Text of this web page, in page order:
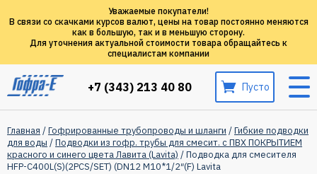
Уважаемые покупатели!
В связи со скачками курсов валют, цены на товар постоянно меняются
как в большую, так и в меньшую сторону.
Для уточнения актуальной стоимости товара обращайтесь к
специалистам компании
+7 (343) 213 40 80 Пусто
Главная /Гофрированные трубопроводы и шланги /Гибкие подводки
для воды /Подводки из гофр. трубы для смесит. с ПВХ ПОКРЫТИЕМ
красного и синего цвета Лавита (Lavita) / Подводка для смесителя
HFP-C400L(S)(2PCS/SET) (DN12 M10*1/2″(F) Lavita